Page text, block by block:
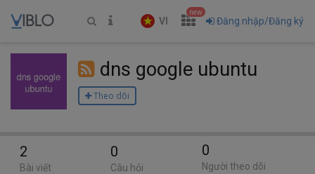
VI
new
Đăng nhập/Đăng ký
dns google ubuntu
Theo dõi
2
Bài viết
0
Câu hỏi
0
Người theo dõi